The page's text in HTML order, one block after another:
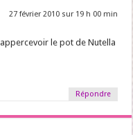
27 février 2010 sur 19 h 00 min
le pot de Nutella
Répondre